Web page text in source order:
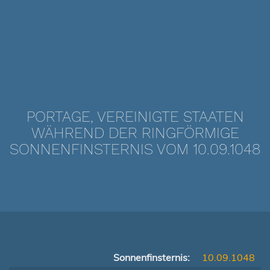
PORTAGE, VEREINIGTE STAATEN
WÄHREND DER RINGFÖRMIGE
SONNENFINSTERNIS VOM 10.09.1048
Sonnenfinsternis: 10.09.1048